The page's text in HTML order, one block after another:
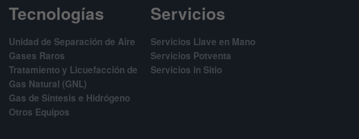
Tecnologías
Unidad de Separación de Aire
Gases Raros
Tratamiento y Licuefacción de
Gas Natural (GNL)
Gas de Síntesis e Hidrógeno
Otros Equipos
Servicios
Servicios Llave en Mano
Servicios Potventa
Servicios in Sitio